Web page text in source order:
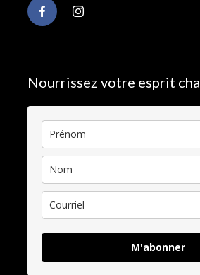
Nourrissez votre esprit
M'abonner